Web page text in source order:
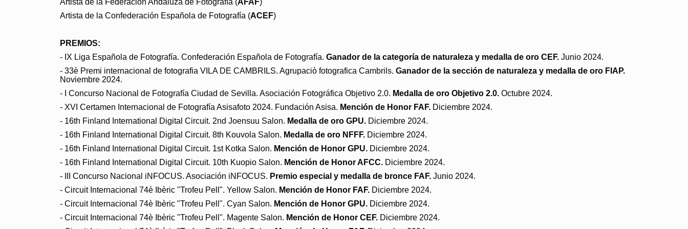
Artista de la Federación Andaluza de Fotografía (AFAF)
Artista de la Confederación Española de Fotografía (ACEF)
PREMIOS:
- IX Liga Española de Fotografía. Confederación Española de Fotografía. Ganador de la categoría de naturaleza y medalla de oro CEF. Junio 2024.
- 33è Premi internacional de fotografia VILA DE CAMBRILS. Agrupaciò fotografica Cambrils. Ganador de la sección de naturaleza y medalla de oro FIAP.
Noviembre 2024.
- I Concurso Nacional de Fotografía Ciudad de Sevilla. Asociación Fotográfica Objetivo 2.0. Medalla de oro Objetivo 2.0. Octubre 2024.
- XVI Certamen Internacional de Fotografía Asisafoto 2024. Fundación Asisa. Mención de Honor FAF. Diciembre 2024.
- 16th Finland International Digital Circuit. 2nd Joensuu Salon. Medalla de oro GPU. Diciembre 2024.
- 16th Finland International Digital Circuit. 8th Kouvola Salon. Medalla de oro NFFF. Diciembre 2024.
- 16th Finland International Digital Circuit. 1st Kotka Salon. Mención de Honor GPU. Diciembre 2024.
- 16th Finland International Digital Circuit. 10th Kuopio Salon. Mención de Honor AFCC. Diciembre 2024.
- III Concurso Nacional iNFOCUS. Asociación iNFOCUS. Premio especial y medalla de bronce FAF. Junio 2024.
- Circuit Internacional 74è Ibèric "Trofeu Pell". Yellow Salon. Mención de Honor FAF. Diciembre 2024.
- Circuit Internacional 74è Ibèric "Trofeu Pell". Cyan Salon. Mención de Honor GPU. Diciembre 2024.
- Circuit Internacional 74è Ibèric "Trofeu Pell". Magente Salon. Mención de Honor CEF. Diciembre 2024.